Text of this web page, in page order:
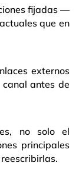
fijadas —
que en
externos
antes de
no solo el
principales